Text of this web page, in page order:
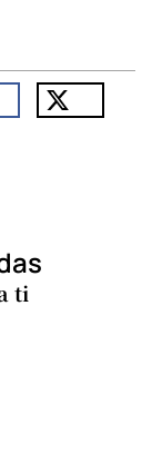
ti